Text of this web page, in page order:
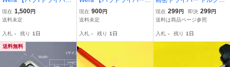
ー】 T-ハンドル ナットド
ライバー 495T / 15ｘ230
現在 1,500円
送料未定
入札 - 残り 1日
絶縁:TORXドライバー 16
7i / TX40
現在 900円
送料未定
入札 - 残り 1日
ドライバー T6 携帯電話修
理などに
現在 299円 即決 299円
送料は商品ページ参照
入札 - 残り 1日
送料無料